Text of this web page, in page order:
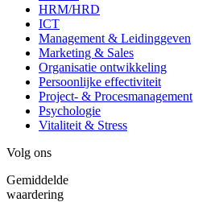
HRM/HRD
ICT
Management & Leidinggeven
Marketing & Sales
Organisatie ontwikkeling
Persoonlijke effectiviteit
Project- & Procesmanagement
Psychologie
Vitaliteit & Stress
Volg ons
Gemiddelde
waardering